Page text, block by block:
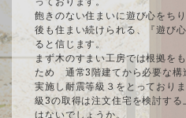
飽きのない住まいに遊び心をち
後も住まい続けられる、『遊び
ると信じます。
まず木のすまい工房では根拠を
ため 通常3階建てから必要な構
実施し耐震等級３をとっており
級3の取得は注文住宅を検討す
はないでしょうか。